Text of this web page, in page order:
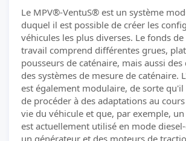
Le MPV®-VentuS® est un système
duquel il est possible de créer les
véhicules les plus diverses. Le fonds
travail comprend différentes grues,
pousseurs de caténaire, mais aussi
des systèmes de mesure de caténaire.
est également modulaire, de sorte qu'il
de procéder à des adaptations au
vie du véhicule et que, par exemple,
est actuellement utilisé en mode
un générateur et des moteurs de